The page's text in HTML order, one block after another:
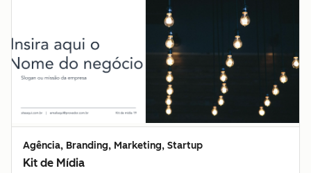
Agência, Branding, Marketing, Startup
Kit de Mídia